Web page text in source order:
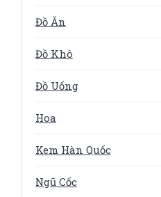
Đồ Ăn
Đồ Khô
Đồ Uống
Hoa
Kem Hàn Quốc
Ngũ Cốc